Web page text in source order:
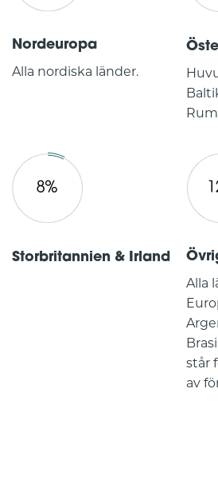
Nordeuropa
Alla nordiska länder.
Storbritannien & Irland
Alla
står
av